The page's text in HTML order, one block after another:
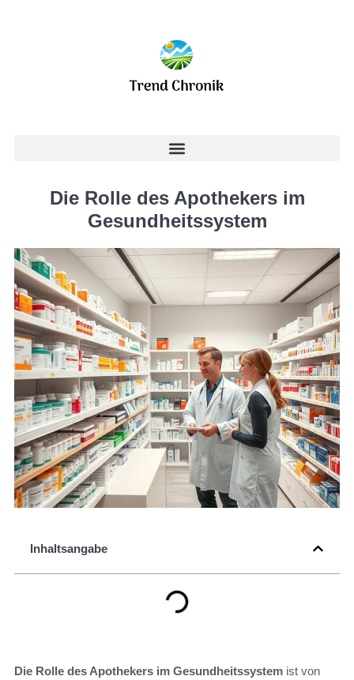
Die Rolle des Apothekers im
Gesundheitssystem
Inhaltsangabe
Die Rolle des Apothekers im Gesundheitssystem ist von